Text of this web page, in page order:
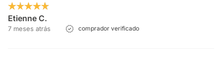
Etienne C.
7 meses atrás comprador verificado